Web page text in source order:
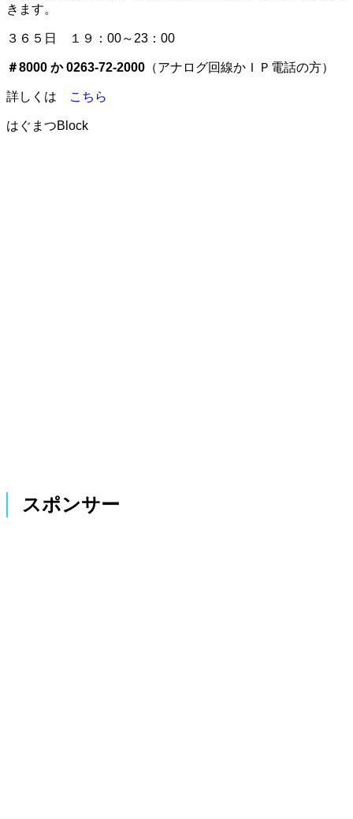
きます。
３６５日 １９：00～23：00
＃8000 か 0263-72-2000 （アナログ回線かＩＰ電話の方）
詳しくは こちら
はぐまつBlock
スポンサー